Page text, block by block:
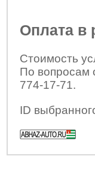
Оплата в
Стоимость
По вопросам
774-17-71.
ID